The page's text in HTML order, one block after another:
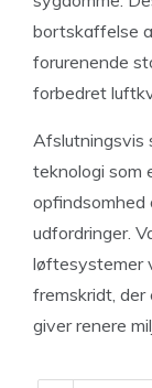
bortskaffelse
forurenende
forbedret
Afslutningsvis
teknologi som
opfindsomhed
udfordringer.
løftesystemer
fremskridt, der
giver renere